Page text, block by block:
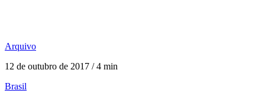
Arquivo
12 de outubro de 2017 / 4 min
Brasil